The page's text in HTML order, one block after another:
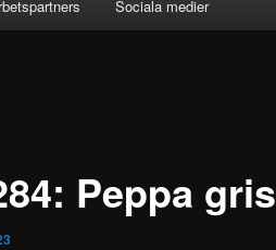
Sociala medier
Peppa gris